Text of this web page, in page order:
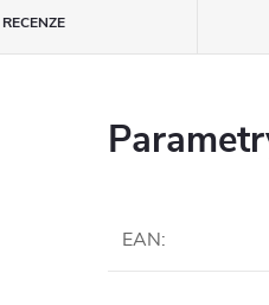
RECENZE
EAN: